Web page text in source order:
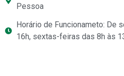
Pessoa
Horário de Funcionameto: De
16h, sextas-feiras das 8h às